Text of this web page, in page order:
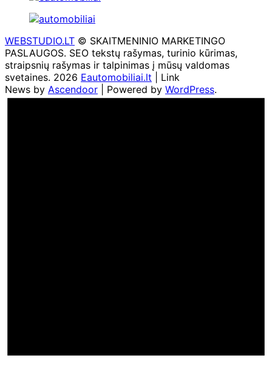
WEBSTUDIO.LT © SKAITMENINIO MARKETINGO
PASLAUGOS. SEO tekstų rašymas, turinio kūrimas,
straipsnių rašymas ir talpinimas į mūsų valdomas
svetaines. 2026 Eautomobiliai.lt | Link
News by Ascendoor | Powered by WordPress.